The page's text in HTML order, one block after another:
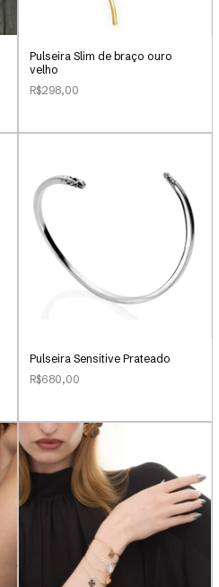
Pulseira Slim de braço ouro
velho
R$298,00
Pulseira Sensitive Prateado
R$680,00